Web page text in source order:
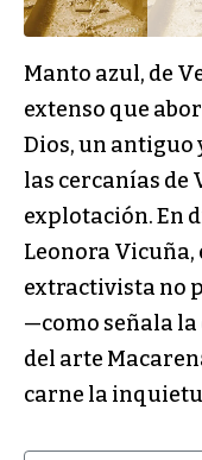
Manto azul, de
extenso que
Dios, un antiguo
las cercanías de
explotación. En
Leonora
extractivista no
—como señala
del arte
carne la